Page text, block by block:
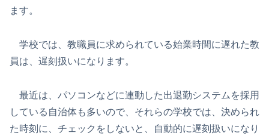
ます。
学校では、教職員に求められている始業時間に遅れた教
員は、遅刻扱いになります。
最近は、パソコンなどに連動した出退勤システムを採用
している自治体も多いので、それらの学校では、決められ
た時刻に、チェックをしないと、自動的に遅刻扱いになり